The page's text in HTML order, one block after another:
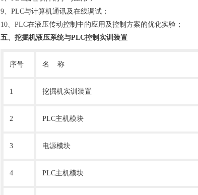
9、PLC与计算机通讯及在线调试；
10、PLC在液压传动控制中的应用及控制方案的优化实验；
五、挖掘机液压系统与PLC控制实训装置
序号 名 称
1 挖掘机实训装置
2 PLC主机模块
3 电源模块
4 PLC主机模块